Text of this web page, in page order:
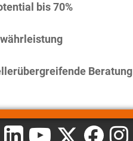
bis 70%
Beratung